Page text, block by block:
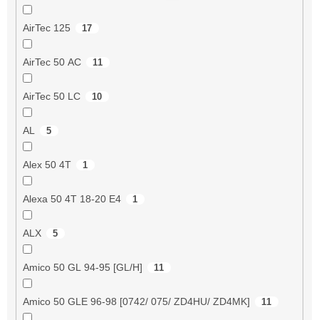
AirTec 125 17
AirTec 50 AC 11
AirTec 50 LC 10
AL 5
Alex 50 4T 1
Alexa 50 4T 18-20 E4 1
ALX 5
Amico 50 GL 94-95 [GL/H] 11
Amico 50 GLE 96-98 [0742/ 075/ ZD4HU/ ZD4MK] 11